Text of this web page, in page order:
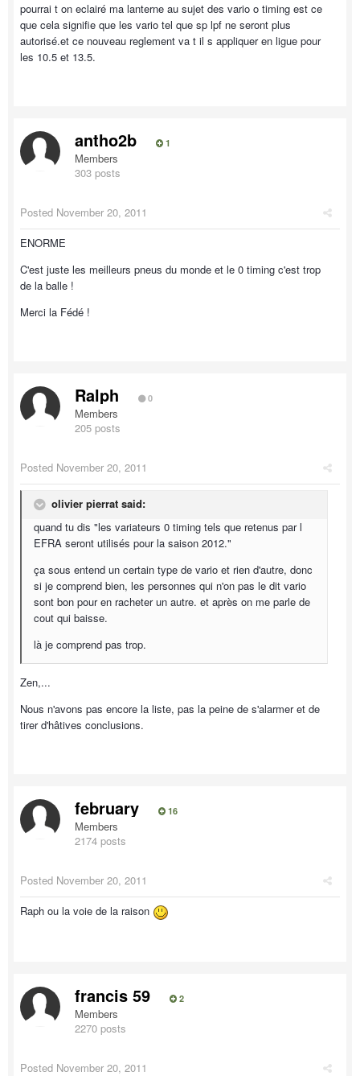
pourrai t on eclairé ma lanterne au sujet des vario o timing est ce
que cela signifie que les vario tel que sp lpf ne seront plus
autorisé.et ce nouveau reglement va t il s appliquer en ligue pour
les 10.5 et 13.5.
antho2b 1
Members
303 posts
Posted November 20, 2011
ENORME
C'est juste les meilleurs pneus du monde et le 0 timing c'est trop
de la balle !
Merci la Fédé !
Ralph 0
Members
205 posts
Posted November 20, 2011
olivier pierrat said:
quand tu dis "les variateurs 0 timing tels que retenus par l
EFRA seront utilisés pour la saison 2012."
ça sous entend un certain type de vario et rien d'autre, donc
si je comprend bien, les personnes qui n'on pas le dit vario
sont bon pour en racheter un autre. et après on me parle de
cout qui baisse.
là je comprend pas trop.
Zen,...
Nous n'avons pas encore la liste, pas la peine de s'alarmer et de
tirer d'hâtives conclusions.
february 16
Members
2174 posts
Posted November 20, 2011
Raph ou la voie de la raison
francis 59 2
Members
2270 posts
Posted November 20, 2011